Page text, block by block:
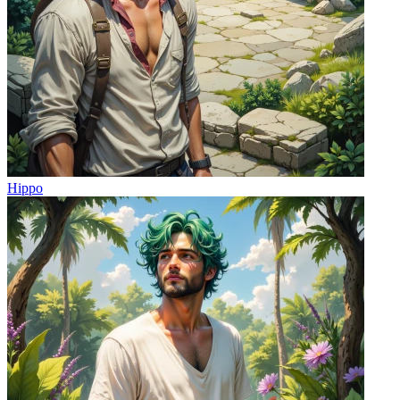
Hippo